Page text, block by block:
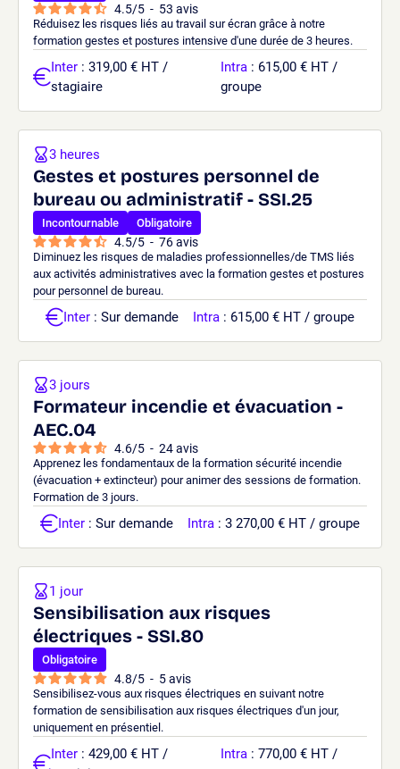
4.5/5 - 53 avis
Réduisez les risques liés au travail sur écran grâce à notre
formation gestes et postures intensive d'une durée de 3 heures.
Inter : 319,00 € HT /
stagiaire
Intra : 615,00 € HT /
groupe
Gestes et postures personnel de
bureau ou administratif - SSI.25
Incontournable Obligatoire
4.5/5 - 76avis
Diminuez les risques de maladies professionnelles/de TMS liés
aux activités administratives avec la formation gestes et postures
pour personnel de bureau.
3 heures
Inter : Sur demande Intra : 615,00 € HT / groupe
Formateur incendie et évacuation -
AEC.04
4.6/5 - 24avis
Apprenez les fondamentaux de la formation sécurité incendie
(évacuation + extincteur) pour animer des sessions de formation.
Formation de 3 jours.
3 jours
Inter : Sur demande Intra : 3 270,00 € HT / groupe
Sensibilisation aux risques
électriques - SSI.80
Obligatoire
4.8/5 - 5avis
Sensibilisez-vous aux risques électriques en suivant notre
formation de sensibilisation aux risques électriques d'un jour,
uniquement en présentiel.
1 jour
Inter : 429,00 € HT /
Intra : 770,00 € HT /